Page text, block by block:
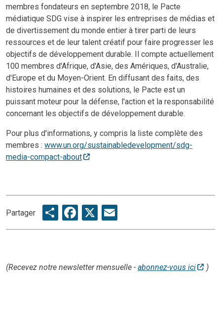
membres fondateurs en septembre 2018, le Pacte
médiatique SDG vise à inspirer les entreprises de médias et
de divertissement du monde entier à tirer parti de leurs
ressources et de leur talent créatif pour faire progresser les
objectifs de développement durable. Il compte actuellement
100 membres d'Afrique, d'Asie, des Amériques, d'Australie,
d'Europe et du Moyen-Orient. En diffusant des faits, des
histoires humaines et des solutions, le Pacte est un
puissant moteur pour la défense, l'action et la responsabilité
concernant les objectifs de développement durable.
Pour plus d'informations, y compris la liste complète des
membres : www.un.org/sustainabledevelopment/sdg-
media-compact-about
Partager ShareFacebook
X
(Recevez notre newsletter mensuelle - abonnez-vous ici )